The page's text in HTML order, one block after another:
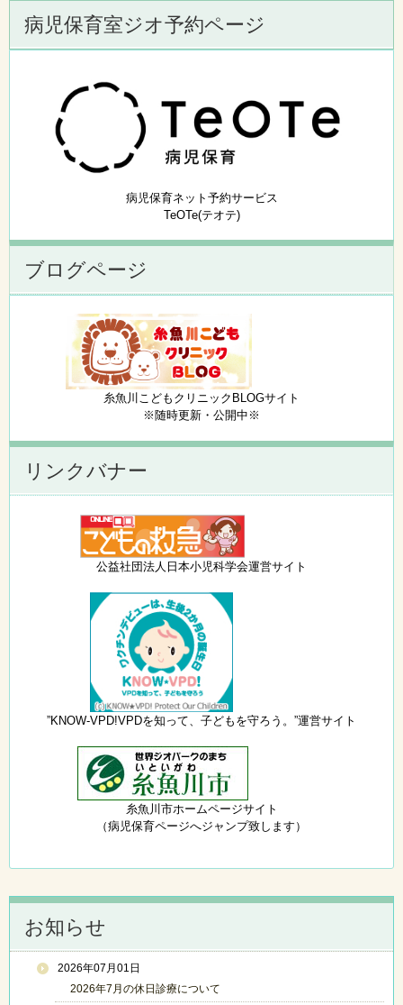
病児保育室ジオ予約ページ
病児保育ネット予約サービス
TeOTe(テオテ)
ブログページ
糸魚川こどもクリニックBLOGサイト
※随時更新・公開中※
リンクバナー
公益社団法人日本小児科学会運営サイト
”KNOW-VPD!VPDを知って、子どもを守ろう。”運営サイト
糸魚川市ホームページサイト
（病児保育ページへジャンプ致します）
お知らせ
2026年07月01日
2026年7月の休日診療について